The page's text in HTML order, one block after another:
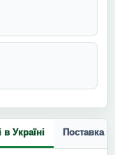
в Україні Поставка